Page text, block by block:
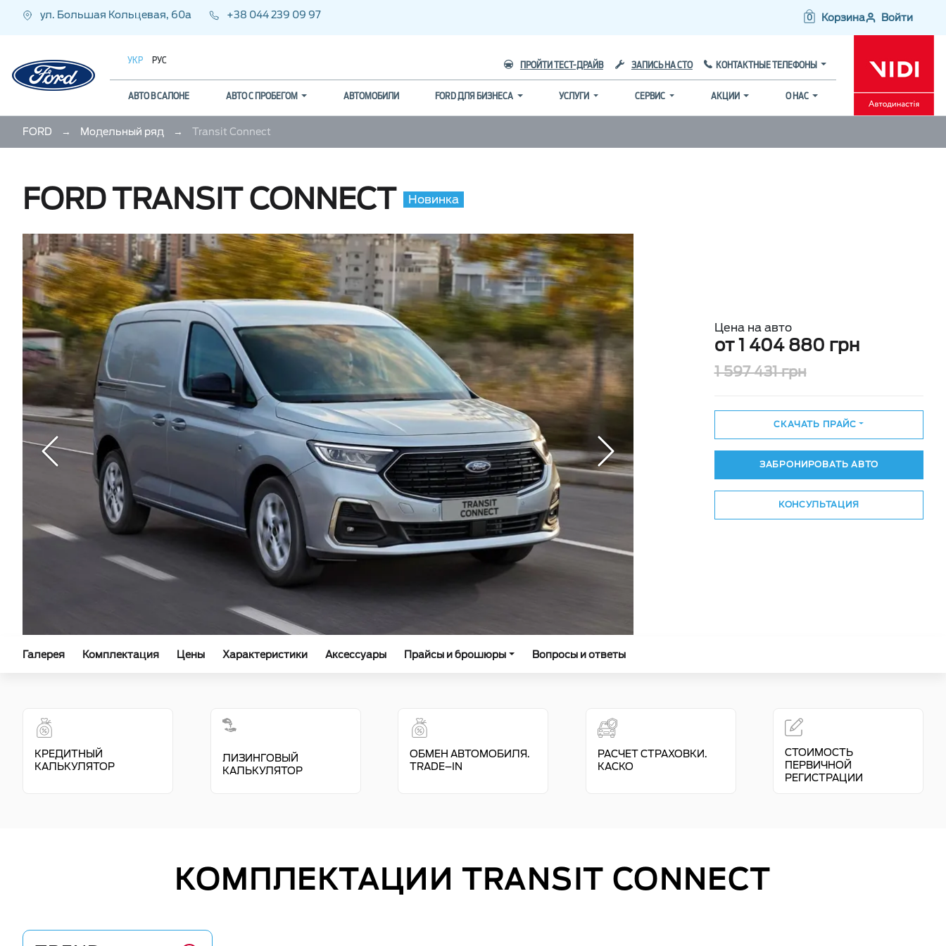
ул. Большая Кольцевая, 60а +38 044 239 09 97 Войти
0 Корзина
УКР РУС ПРОЙТИ ТЕСТ-ДРАЙВ ЗАПИСЬ НА СТО КОНТАКТНЫЕ ТЕЛЕФОНЫ
АВТО В САЛОНЕ АВТО С ПРОБЕГОМ АВТОМОБИЛИ FORD ДЛЯ БИЗНЕСА УСЛУГИ СЕРВИС АКЦИИ О НАС
FORD → Модельный ряд → Transit Connect
FORD TRANSIT CONNECT Новинка
Цена на авто
от 1 404 880 грн
1 597 431 грн
СКАЧАТЬ ПРАЙС
ЗАБРОНИРОВАТЬ АВТО
КОНСУЛЬТАЦИЯ
Галерея Комплектация Цены Характеристики Аксессуары Прайсы и брошюры Вопросы и ответы
КРЕДИТНЫЙ
КАЛЬКУЛЯТОР
ЛИЗИНГОВЫЙ
КАЛЬКУЛЯТОР
ОБМЕН АВТОМОБИЛЯ.
TRADE–IN
РАСЧЕТ СТРАХОВКИ.
КАСКО
СТОИМОСТЬ
ПЕРВИЧНОЙ
РЕГИСТРАЦИИ
КОМПЛЕКТАЦИИ TRANSIT CONNECT